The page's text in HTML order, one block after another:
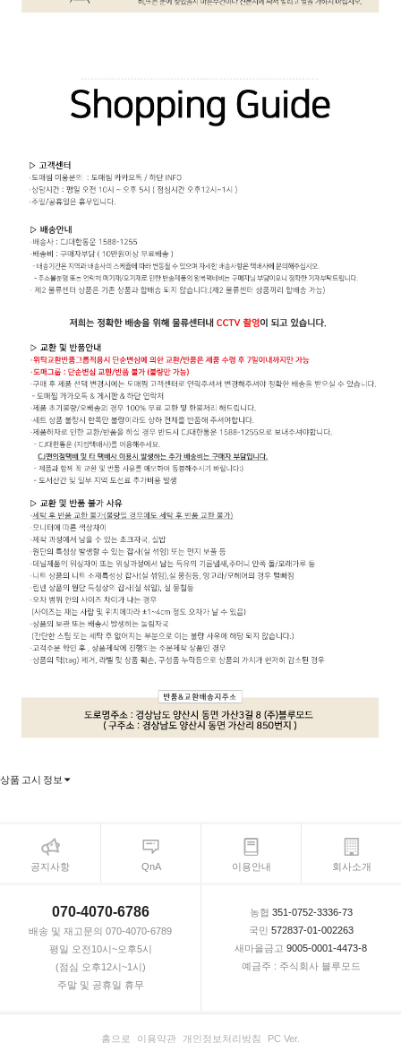
상품 고시 정보
공지사항 QnA 이용안내 회사소개
070-4070-6786
배송 및 재고문의 070-4070-6789
평일 오전10시~오후5시
(점심 오후12시~1시)
주말 및 공휴일 휴무
농협 351-0752-3336-73
국민 572837-01-002263
새마을금고 9005-0001-4473-8
예금주 : 주식회사 블루모드
홈으로 이용약관 개인정보처리방침 PC Ver.